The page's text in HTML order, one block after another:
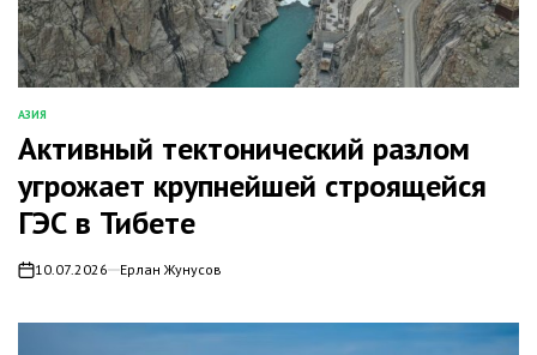
ОПУБЛИКОВАНО
В
АЗИЯ
Активный тектонический разлом
угрожает крупнейшей строящейся
ГЭС в Тибете
on10.07.2026 Ерлан Жунусов